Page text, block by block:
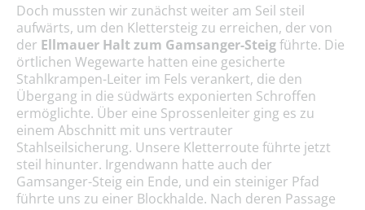
Doch mussten wir zunächst weiter am Seil steil
aufwärts, um den Klettersteig zu erreichen, der von
der Ellmauer Halt zum Gamsanger-Steigführte. Die
örtlichen Wegewarte hatten eine gesicherte
Stahlkrampen-Leiter im Fels verankert, die den
Übergang in die südwärts exponierten Schroffen
ermöglichte. Über eine Sprossenleiter ging es zu
einem Abschnitt mit uns vertrauter
Stahlseilsicherung. Unsere Kletterroute führte jetzt
steil hinunter. Irgendwann hatte auch der
Gamsanger-Steig ein Ende, und ein steiniger Pfad
führte uns zu einer Blockhalde. Nach deren Passage